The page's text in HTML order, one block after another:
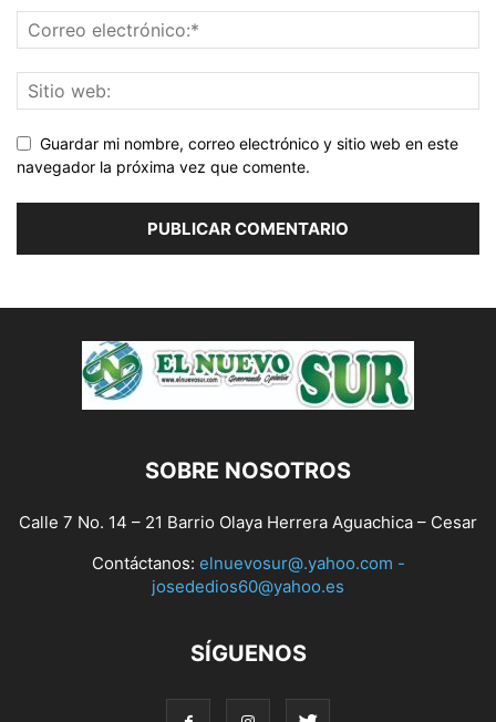
Guardar mi nombre, correo electrónico y sitio web en este
navegador la próxima vez que comente.
SOBRE NOSOTROS
Calle 7 No. 14 – 21 Barrio Olaya Herrera Aguachica – Cesar
Contáctanos: elnuevosur@.yahoo.com -
josededios60@yahoo.es
SÍGUENOS